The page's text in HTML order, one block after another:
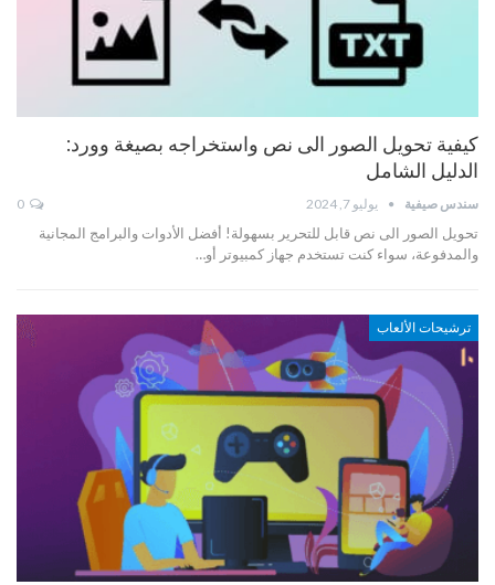
كيفية تحويل الصور الى نص واستخراجه بصيغة وورد:
الدليل الشامل
سندس صيفية يوليو 7, 2024
تحويل الصور الى نص قابل للتحرير بسهولة! أفضل الأدوات والبرامج المجانية
والمدفوعة، سواء كنت تستخدم جهاز كمبيوتر أو…
ترشيحات الألعاب